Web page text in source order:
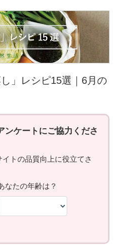
」レシピ15選｜6月の